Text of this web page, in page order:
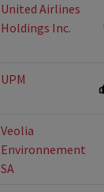
United Airlines
Holdings Inc.
UPM
Veolia
Environnement
SA